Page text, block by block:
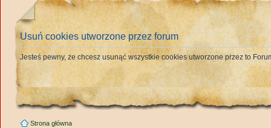
Usuń cookies utworzone przez forum
Jesteś pewny, że chcesz usunąć wszystkie cookies utworzone przez to
Strona główna